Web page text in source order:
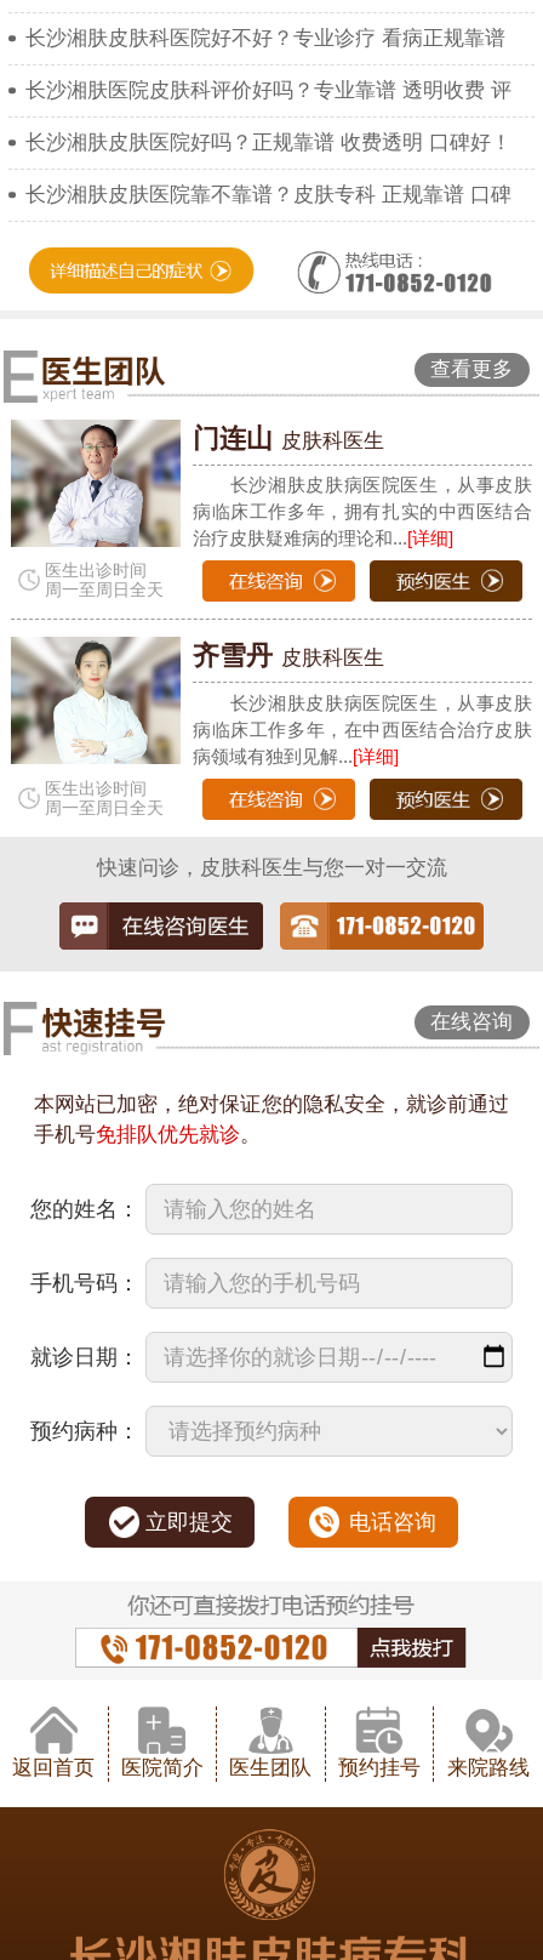
长沙湘肤皮肤科医院好不好？专业诊疗 看病正规靠谱
长沙湘肤医院皮肤科评价好吗？专业靠谱 透明收费 评
长沙湘肤皮肤医院好吗？正规靠谱 收费透明 口碑好！
长沙湘肤皮肤医院靠不靠谱？皮肤专科 正规靠谱 口碑
查看更多
医生出诊时间
周一至周日全天
门连山 皮肤科医生
长沙湘肤皮肤病医院医生，从事皮肤
病临床工作多年，拥有扎实的中西医结合
治疗皮肤疑难病的理论和...[详细]
医生出诊时间
周一至周日全天
齐雪丹 皮肤科医生
长沙湘肤皮肤病医院医生，从事皮肤
病临床工作多年，在中西医结合治疗皮肤
病领域有独到见解...[详细]
快速问诊，皮肤科医生与您一对一交流
在线咨询
本网站已加密，绝对保证您的隐私安全，就诊前通过
手机号免排队优先就诊。
您的姓名：
手机号码：
就诊日期：
预约病种：
立即提交 电话咨询
返回首页 医院简介 医生团队 预约挂号 来院路线